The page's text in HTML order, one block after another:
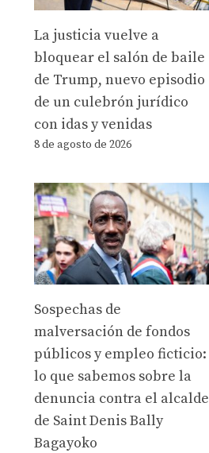
La justicia vuelve a
bloquear el salón de baile
de Trump, nuevo episodio
de un culebrón jurídico
con idas y venidas
8 de agosto de 2026
Sospechas de
malversación de fondos
públicos y empleo ficticio:
lo que sabemos sobre la
denuncia contra el alcalde
de Saint Denis Bally
Bagayoko